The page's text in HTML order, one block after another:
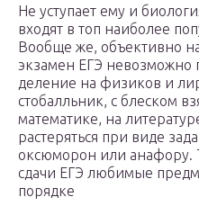
Не уступает ему и
входят в топ наиболее
Вообще же, объективно
экзамен ЕГЭ невозможно
деление на физиков и
стобалльник, с блеском
математике, на
растеряться при виде
оксюморон или анафору.
сдачи ЕГЭ любимые
порядке